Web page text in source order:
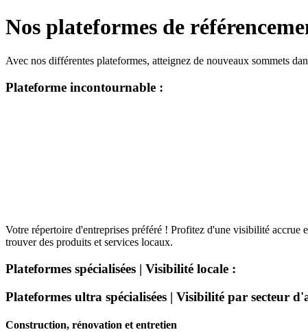
Nos plateformes de
Avec nos différentes plateformes, atteignez de nouveaux sommets
Plateforme incontournable :
Votre répertoire d'entreprises préféré ! Profitez d'une visibilité
trouver des produits et services locaux.
Plateformes spécialisées | Visibilité locale :
Plateformes ultra spécialisées | Visibilité par secteur
Construction, rénovation et entretien